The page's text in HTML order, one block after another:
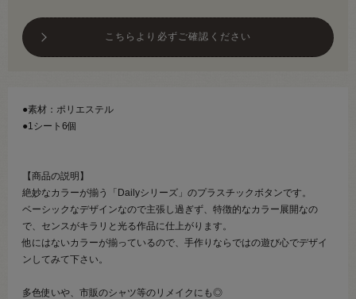
こちらより必ずご確認ください
●素材：ポリエステル
●1シート6個
【商品の説明】
絶妙なカラーが揃う「Dailyシリーズ」のプラスチックボタンです。
ベーシックなデザインなので主張し過ぎず、特徴的なカラー展開なの
で、センスがキラリと光る作品に仕上がります。
他にはないカラーが揃っているので、手作りならではの遊び心でデザイ
ンしてみて下さい。
多色使いや、市販のシャツ等のリメイクにも◎